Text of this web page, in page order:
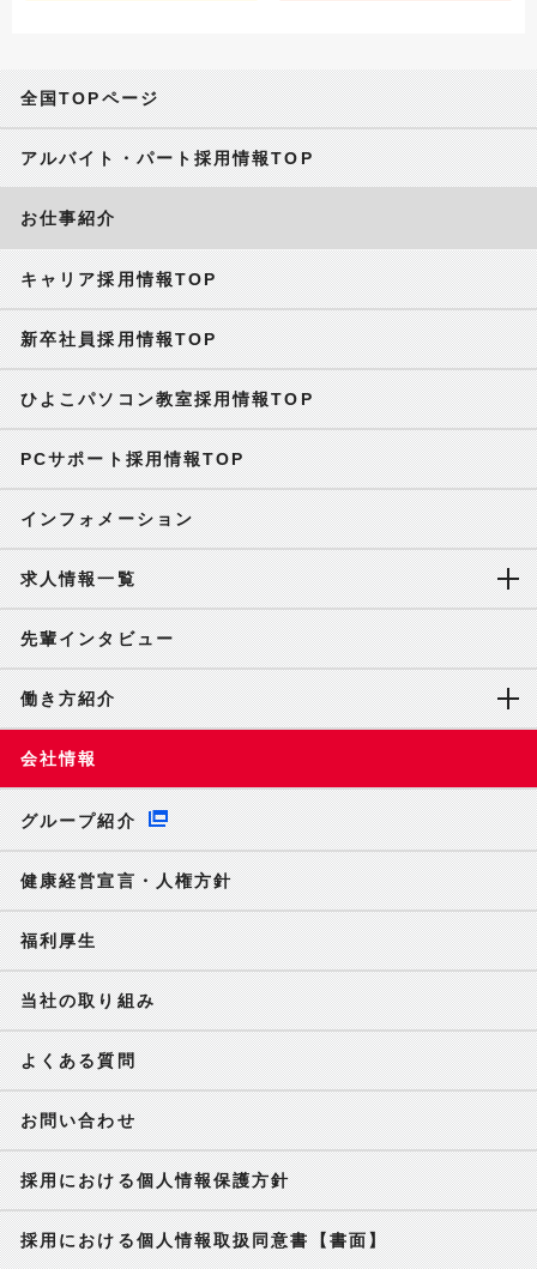
全国TOPページ
アルバイト・パート採用情報TOP
お仕事紹介
キャリア採用情報TOP
新卒社員採用情報TOP
ひよこパソコン教室採用情報TOP
PCサポート採用情報TOP
インフォメーション
求人情報一覧
先輩インタビュー
働き方紹介
会社情報
グループ紹介
健康経営宣言・人権方針
福利厚生
当社の取り組み
よくある質問
お問い合わせ
採用における個人情報保護方針
採用における個人情報取扱同意書【書面】